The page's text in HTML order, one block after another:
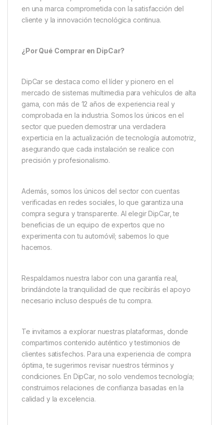
en una marca comprometida con la satisfacción del
cliente y la innovación tecnológica continua.
¿Por Qué Comprar en DipCar?
DipCar se destaca como el líder y pionero en el
mercado de sistemas multimedia para vehículos de alta
gama, con más de 12 años de experiencia real y
comprobada en la industria. Somos los únicos en el
sector que pueden demostrar una verdadera
experticia en la actualización de tecnología automotriz,
asegurando que cada instalación se realice con
precisión y profesionalismo.
Además, somos los únicos del sector con cuentas
verificadas en redes sociales, lo que garantiza una
compra segura y transparente. Al elegir DipCar, te
beneficias de un equipo de expertos que no
experimenta con tu automóvil; sabemos lo que
hacemos.
Respaldamos nuestra labor con una garantía real,
brindándote la tranquilidad de que recibirás el apoyo
necesario incluso después de tu compra.
Te invitamos a explorar nuestras plataformas, donde
compartimos contenido auténtico y testimonios de
clientes satisfechos. Para una experiencia de compra
óptima, te sugerimos revisar nuestros términos y
condiciones. En DipCar, no solo vendemos tecnología;
construimos relaciones de confianza basadas en la
calidad y la excelencia.